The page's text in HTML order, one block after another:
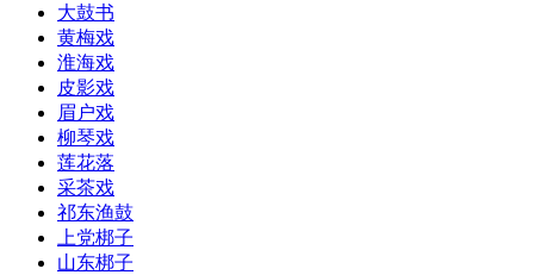
大鼓书
黄梅戏
淮海戏
皮影戏
眉户戏
柳琴戏
莲花落
采茶戏
祁东渔鼓
上党梆子
山东梆子